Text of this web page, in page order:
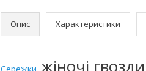
Опис Характеристики
Сережки жіночі